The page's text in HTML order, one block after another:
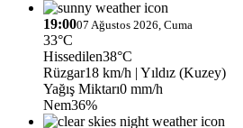
19:0007 Ağustos 2026, Cuma
33°C
Hissedilen38°C
Rüzgar18 km/h | Yıldız (Kuzey)
Yağış Miktarı0 mm/h
Nem36%